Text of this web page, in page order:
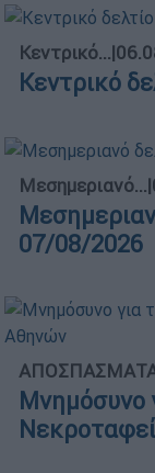
Κεντρικό...|
Κεντρικό
Μεσημεριανό...|
07/08/2026
Μνημόσυνο